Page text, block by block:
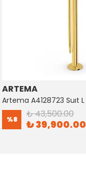
ARTEMA
%8 ₺ 43,500.00
₺ 39,900.00